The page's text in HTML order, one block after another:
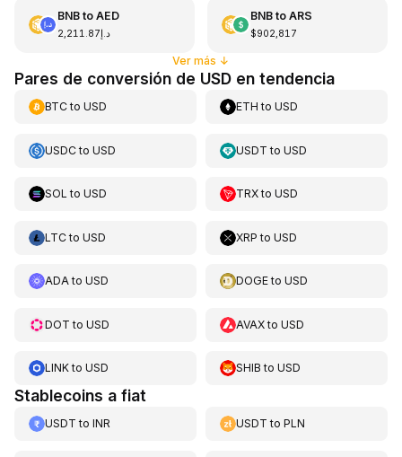
BNBto AED
د.إ2,211.87
BNBto ARS
$902,817
Ver más ↓
Pares de conversión de USD en tendencia
BTCto USD ETH toUSD
USDCto USD USDT toUSD
SOL to USD TRXtoUSD
LTCto USD XRP toUSD
ADAto USD DOGEtoUSD
DOT to USD AVAXtoUSD
LINKto USD SHIB toUSD
Stablecoins a fiat
USDT to INR USDT toPLN